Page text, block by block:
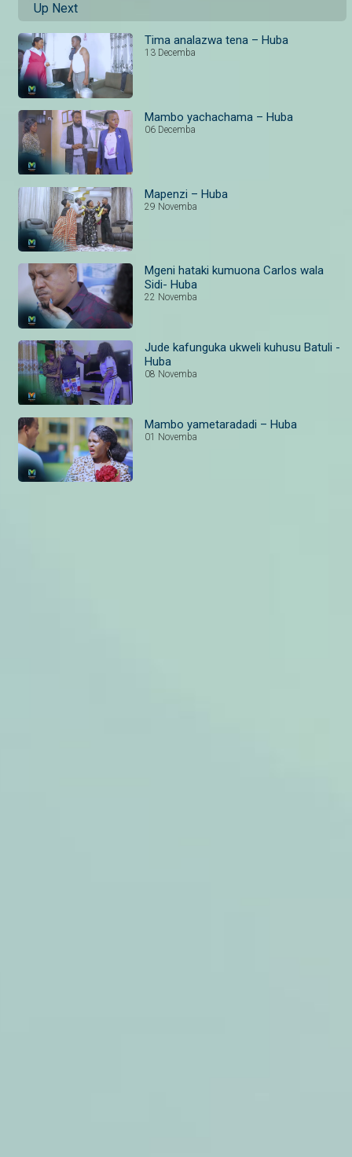
Up Next
Tima analazwa tena – Huba
13 Decemba
Mambo yachachama – Huba
06 Decemba
Mapenzi – Huba
29 Novemba
Mgeni hataki kumuona Carlos wala
Sidi- Huba
22 Novemba
Jude kafunguka ukweli kuhusu Batuli -
Huba
08 Novemba
Mambo yametaradadi – Huba
01 Novemba